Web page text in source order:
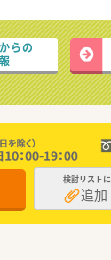
らの
検討リストに
追加